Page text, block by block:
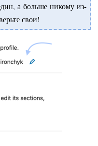
а больше никому из-
свои!